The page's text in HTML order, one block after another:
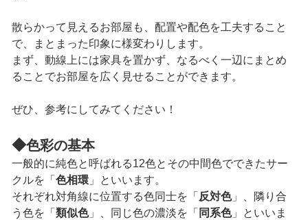
散らかって見えるお部屋も、配置や配色を工夫すること
で、まとまった印象に様変わりします。
まず、動線上には家具を置かず、なるべく一辺にまとめ
ることでお部屋を広く見せることができます。
ぜひ、参考にしてみてください！
◆色彩の基本
一般的に純色と呼ばれる12色とその中間色でできたサー
クルを「 色相環」といいます。
それぞれ対角線に位置する色同士を「 反対色」、隣り合
う色を「 類似色」、同じ色の濃淡を「 同系色」といいま